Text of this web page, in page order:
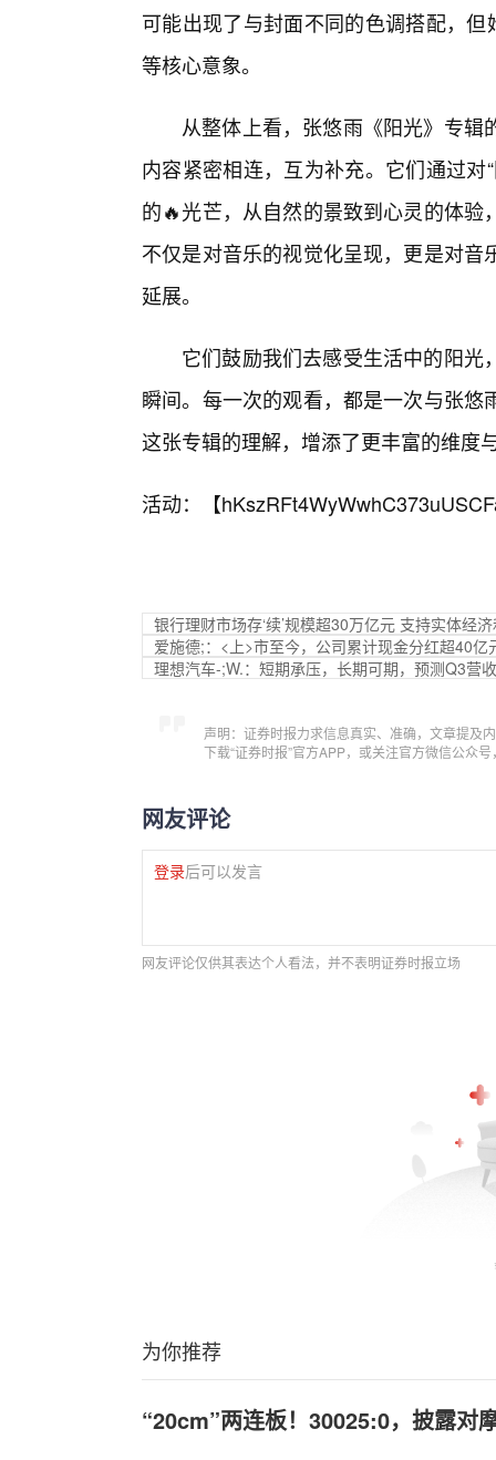
可能出现了与封面不同的色调搭配，
等核心意象。
从整体上看，张悠雨《阳光》专
内容紧密相连，互为补充。它们通过
的🔥光芒，从自然的景致到心灵的体
不仅是对音乐的视觉化呈现，更是对
延展。
它们鼓励我们去感受生活中的阳
瞬间。每一次的观看，都是一次与张
这张专辑的理解，增添了更丰富的维度
活动：【
银行理财市场存‘续’规模超30万亿元 支持实体经
爱施德;：<上>市至今，公司累计现金分红超40亿
理想汽车-;W.：短期承压，长期可期，预测Q3营
声明：证券时报力求信息真实、准确，文章提及
下载“证券时报”官方APP，或关注官方微信公众
网友评论
登录后可以发言
网友评论仅供其表达个人看法，并不表明证券时报立场
为你推荐
“20cm”两连板！30025:0，披露对